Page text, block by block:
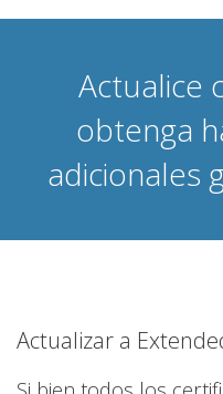
Actualice
obtenga
adicionales
Actualizar a